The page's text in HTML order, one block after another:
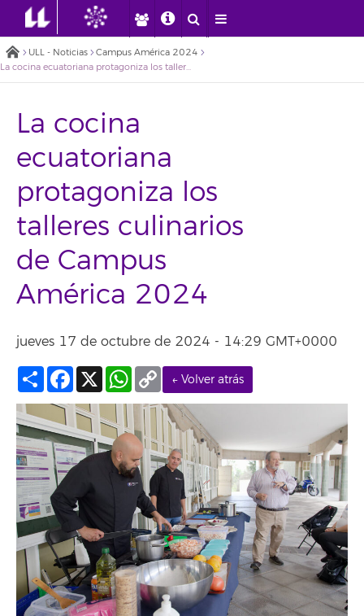
ULL - Noticias
Campus América 2024
La cocina ecuatoriana protagoniza los talleres culinarios de Campus América 2024
La cocina
ecuatoriana
protagoniza los
talleres culinarios
de Campus
América 2024
jueves 17 de octubre de 2024 - 14:29 GMT+0000
← Volver atrás
Compartir
Facebook
X WhatsApp
Copy
Link